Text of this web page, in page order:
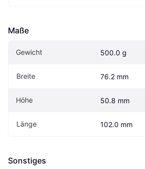
Maße
Gewicht 500.0 g
Breite 76.2 mm
Höhe 50.8 mm
Länge 102.0 mm
Sonstiges